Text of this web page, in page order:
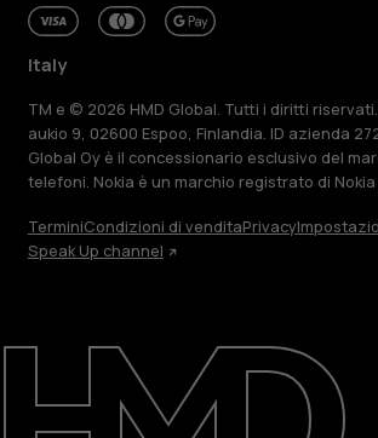
Ripara, riutilizza, ricicla
Sostenibilità
Assistenza
Italy
TM e © 2026 HMD Global. Tutti i diritti
aukio 9, 02600 Espoo, Finlandia. ID azienda
Global Oy è il concessionario esclusivo del
telefoni. Nokia è un marchio registrato di
TerminiCondizioni di venditaPrivacy
Speak Up channel